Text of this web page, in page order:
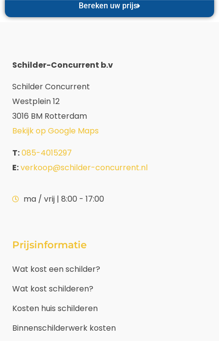
Bereken uw prijs
Schilder-Concurrent b.v
Schilder Concurrent
Westplein 12
3016 BM Rotterdam
Bekijk op Google Maps
T:085-4015297
E:verkoop@schilder-concurrent.nl
ma / vrij | 8:00 - 17:00
Prijsinformatie
Wat kost een schilder?
Wat kost schilderen?
Kosten huis schilderen
Binnenschilderwerk kosten